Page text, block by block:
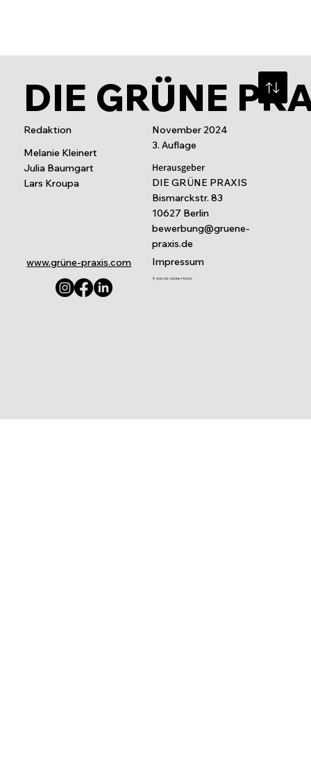
DIE GRÜNE
November 2024
3. Auflage
Herausgeber
DIE GRÜNE PRAXIS
Bismarckstr. 83
10627 Berlin
bewerbung@gruene-
praxis.de
www.grüne-praxis.com
Redaktion
Melanie Kleinert
Julia Baumgart
Lars Kroupa
Impressum
© 2025 DIE GRÜNE PRAXIS